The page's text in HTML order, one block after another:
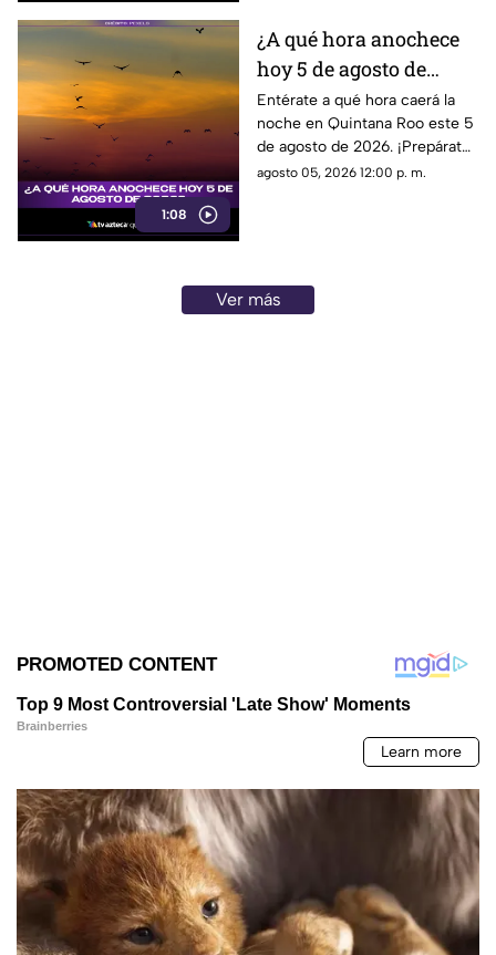
1:08
¿A qué hora anochece
hoy 5 de agosto de
2026?
Entérate a qué hora caerá la
noche en Quintana Roo este 5
de agosto de 2026. ¡Prepárate
para disfrutar del anochecer en
agosto 05, 2026 12:00 p. m.
Ver más